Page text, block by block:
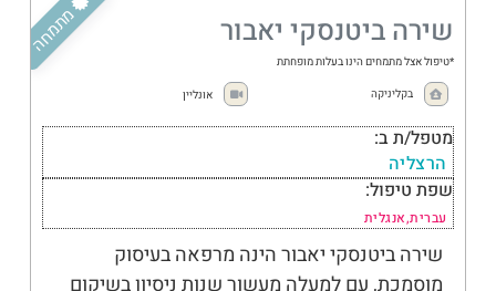
מתמחה שירה ביטנסקי יאבור
*טיפול אצל מתמחים הינו בעלות מופחתת
בקליניקה אונליין
מטפל/ת ב:
הרצליה
שפת טיפול:
עברית,אנגלית
שירה ביטנסקי יאבור הינה מרפאה בעיסוק
מוסמכת, עם למעלה מעשור שנות ניסיון בשיקום